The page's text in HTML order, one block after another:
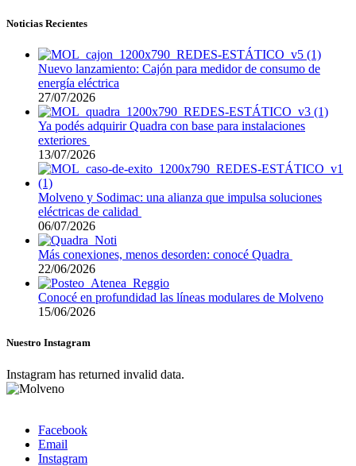
Noticias Recientes
Nuevo lanzamiento: Cajón para medidor de consumo de
energía eléctrica
27/07/2026
Ya podés adquirir Quadra con base para instalaciones
exteriores
13/07/2026
Molveno y Sodimac: una alianza que impulsa soluciones
eléctricas de calidad
06/07/2026
Más conexiones, menos desorden: conocé Quadra
22/06/2026
Conocé en profundidad las líneas modulares de Molveno
15/06/2026
Nuestro Instagram
Instagram has returned invalid data.
Facebook
Email
Instagram